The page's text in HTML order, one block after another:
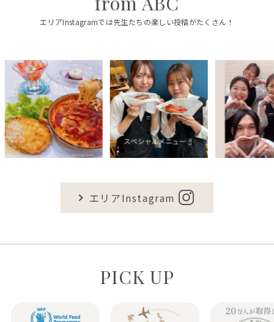
エリアInstagramでは先生たちの楽しい投稿がたくさん！
エリアInstagram
PICK UP